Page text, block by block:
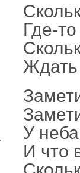
Где-
Ждать
У
И что